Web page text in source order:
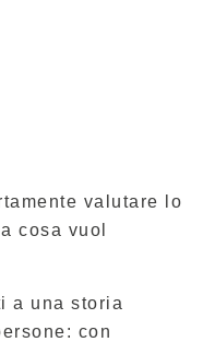
valutare lo
cosa vuol
a una storia
con